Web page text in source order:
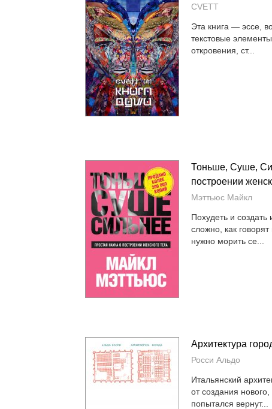
CVETT
Эта книга — эссе,
текстовые
откровения, ст...
Тоньше, Суше,
построении
Мэттьюс Майкл
Похудеть и создать
сложно, как
нужно морить се...
Архитектура
Росси Альдо
Итальянский
от создания
попытался вернут...